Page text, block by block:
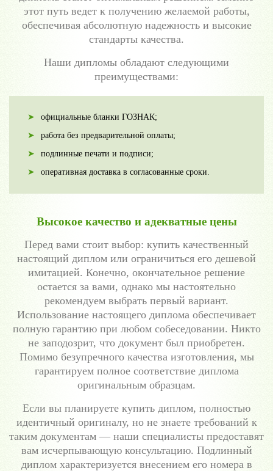
этот путь ведет к получению желаемой работы,
обеспечивая абсолютную надежность и высокие
стандарты качества.
Наши дипломы обладают следующими
преимуществами:
официальные бланки ГОЗНАК;
работа без предварительной оплаты;
подлинные печати и подписи;
оперативная доставка в согласованные сроки.
Высокое качество и адекватные цены
Перед вами стоит выбор: купить качественный
настоящий диплом или ограничиться его дешевой
имитацией. Конечно, окончательное решение
остается за вами, однако мы настоятельно
рекомендуем выбрать первый вариант.
Использование настоящего диплома обеспечивает
полную гарантию при любом собеседовании. Никто
не заподозрит, что документ был приобретен.
Помимо безупречного качества изготовления, мы
гарантируем полное соответствие диплома
оригинальным образцам.
Если вы планируете купить диплом, полностью
идентичный оригиналу, но не знаете требований к
таким документам — наши специалисты предоставят
вам исчерпывающую консультацию. Подлинный
диплом характеризуется внесением его номера в